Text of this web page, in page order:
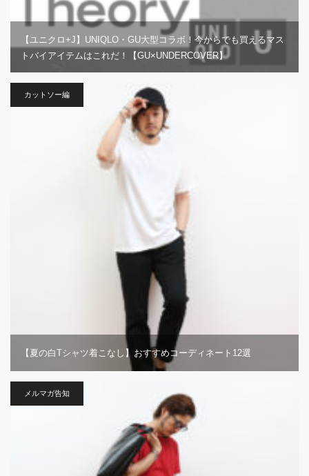
【ユニクロ+J】UNIQLO・GU大型コラボ！今からでも買えるマス
トバイアイテムはこれだ！【GU×UNDERCOVER】
カットソー編
【夏の白Tシャツ着こなし】おすすめコーディネート12選
メルマガ告知